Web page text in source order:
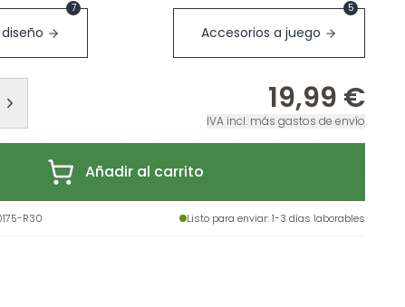
7
Accesorios a juego
5
19,99 €
IVA incl. más gastos de envío
Añadir al carrito
R30 Listo para enviar: 1-3 días laborables